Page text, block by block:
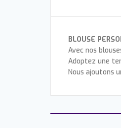
BLOUSE
Avec nos
Adoptez une
Nous ajoutons